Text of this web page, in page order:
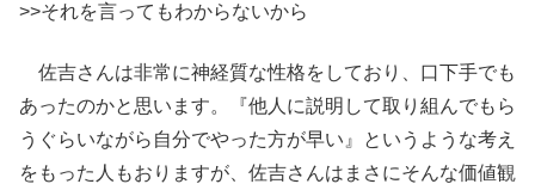
>>それを言ってもわからないから
佐吉さんは非常に神経質な性格をしており、口下手でも
あったのかと思います。『他人に説明して取り組んでもら
うぐらいながら自分でやった方が早い』というような考え
をもった人もおりますが、佐吉さんはまさにそんな価値観